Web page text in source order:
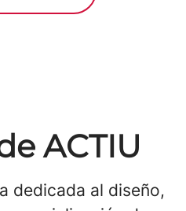
ACTIU
dedicada al diseño,